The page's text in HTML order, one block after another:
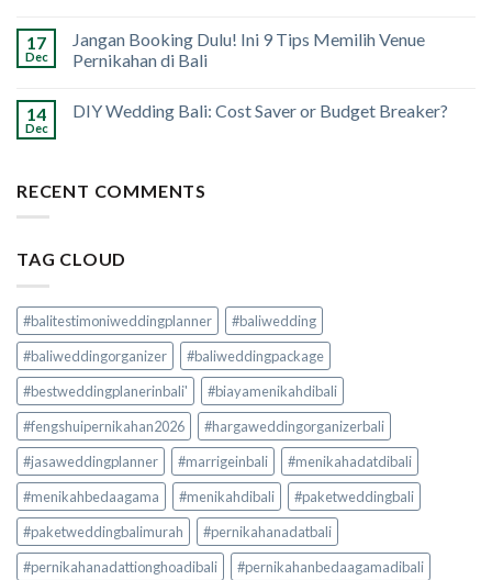
17
Dec
Jangan Booking Dulu! Ini 9 Tips Memilih Venue
Pernikahan di Bali
14
Dec
DIY Wedding Bali: Cost Saver or Budget Breaker?
RECENT COMMENTS
TAG CLOUD
#balitestimoniweddingplanner
#baliwedding
#baliweddingorganizer
#baliweddingpackage
#bestweddingplanerinbali'
#biayamenikahdibali
#fengshuipernikahan2026
#hargaweddingorganizerbali
#jasaweddingplanner
#marrigeinbali
#menikahadatdibali
#menikahbedaagama
#menikahdibali
#paketweddingbali
#paketweddingbalimurah
#pernikahanadatbali
#pernikahanadattionghoadibali
#pernikahanbedaagamadibali